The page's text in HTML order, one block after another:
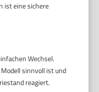
ist eine sichere
Wechsel.
sinnvoll ist und
reagiert.